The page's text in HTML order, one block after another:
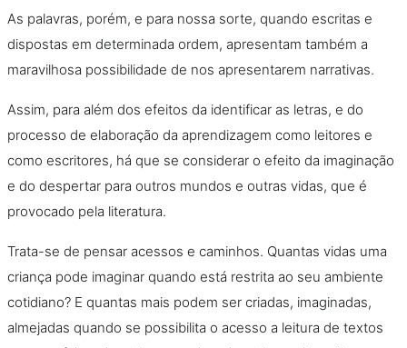
As palavras, porém, e para nossa sorte, quando escritas e
dispostas em determinada ordem, apresentam também a
maravilhosa possibilidade de nos apresentarem narrativas.
Assim, para além dos efeitos da identificar as letras, e do
processo de elaboração da aprendizagem como leitores e
como escritores, há que se considerar o efeito da imaginação
e do despertar para outros mundos e outras vidas, que é
provocado pela literatura.
Trata-se de pensar acessos e caminhos. Quantas vidas uma
criança pode imaginar quando está restrita ao seu ambiente
cotidiano? E quantas mais podem ser criadas, imaginadas,
almejadas quando se possibilita o acesso a leitura de textos